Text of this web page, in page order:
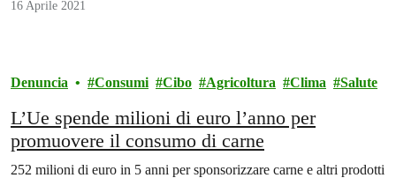
16 Aprile 2021
Denuncia Consumi Cibo Agricoltura Clima Salute
L’Ue spende milioni di euro l’anno per
promuovere il consumo di carne
252 milioni di euro in 5 anni per sponsorizzare carne e altri prodotti